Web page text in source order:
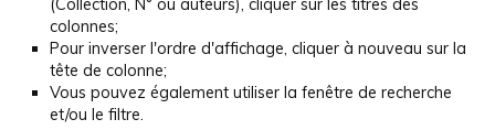
(Collection, N° ou auteurs), cliquer sur les titres des
colonnes;
Pour inverser l'ordre d'affichage, cliquer à nouveau sur la
tête de colonne;
Vous pouvez également utiliser la fenêtre de recherche
et/ou le filtre.